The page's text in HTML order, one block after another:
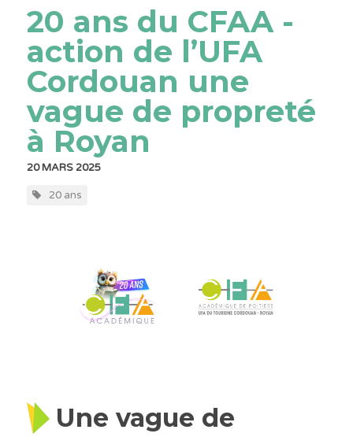
20 ans du CFAA -
action de l’UFA
Cordouan une
vague de propreté
à Royan
20 MARS 2025
20 ans
Une vague de